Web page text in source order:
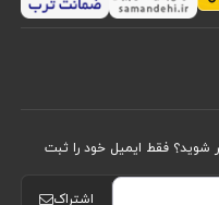
شوید؟ فقط ایمیل خود را ثبت
اشتراک